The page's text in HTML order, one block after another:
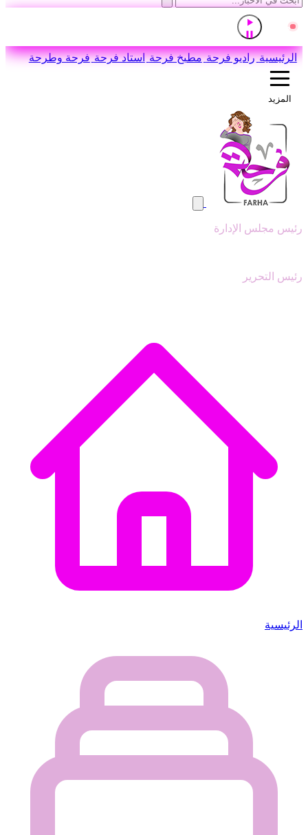
مباشر إذاعة القرآن الكريم من القاهرة
اضغط للاستماع
الرئيسية راديو فرحة مطبخ فرحة استاد فرحة فرحة وطرحة
المزيد
رئيس مجلس الإدارة
رئيس التحرير
الرئيسية